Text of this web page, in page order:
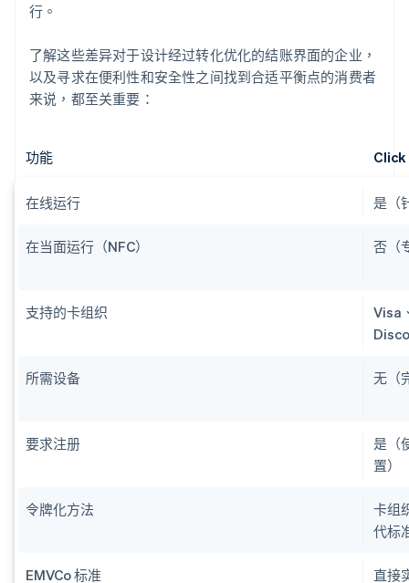
行。
了解这些差异对于设计经过转化优化的结账界面的企业，
以及寻求在便利性和安全性之间找到合适平衡点的消费者
来说，都至关重要：
功能 Click
在线运行 是（
在当面运行（NFC） 否（
支持的卡组织
Visa
所需设备 无（
要求注册
是（
置）
令牌化方法
卡组
代标
EMVCo 标准 直接